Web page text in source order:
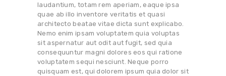
laudantium, totam rem aperiam, eaque ipsa
quae ab illo inventore veritatis et quasi
architecto beatae vitae dicta sunt explicabo.
Nemo enim ipsam voluptatem quia voluptas
sit aspernatur aut odit aut fugit, sed quia
consequuntur magni dolores eos qui ratione
voluptatem sequi nesciunt. Neque porro
quisquam est, qui dolorem ipsum quia dolor sit